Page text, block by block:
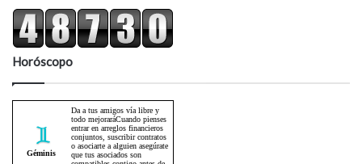
Horóscopo